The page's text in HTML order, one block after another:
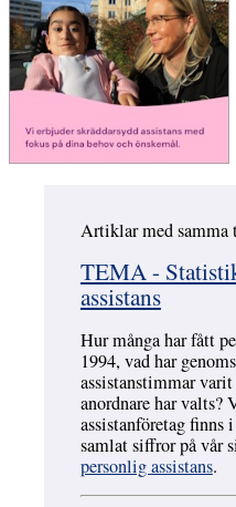
Artiklar med samma
TEMA -
assistans
Hur många har fått
1994, vad har
assistanstimmar
anordnare har valts?
assistanföretag finns
samlat siffror på vår
personlig assistans.